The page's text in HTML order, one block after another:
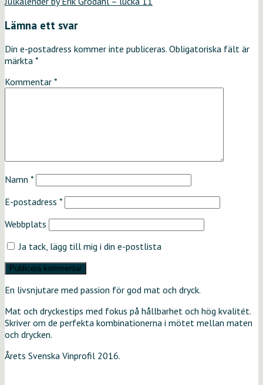
Lämna ett svar
Din e-postadress kommer inte publiceras. Obligatoriska fält är
märkta *
Kommentar *
Namn *
E-postadress *
Webbplats
Ja tack, lägg till mig i din e-postlista
En livsnjutare med passion för god mat och dryck.
Mat och dryckestips med fokus på hållbarhet och hög kvalitét.
Skriver om de perfekta kombinationerna i mötet mellan maten
och drycken.
Årets Svenska Vinprofil 2016.